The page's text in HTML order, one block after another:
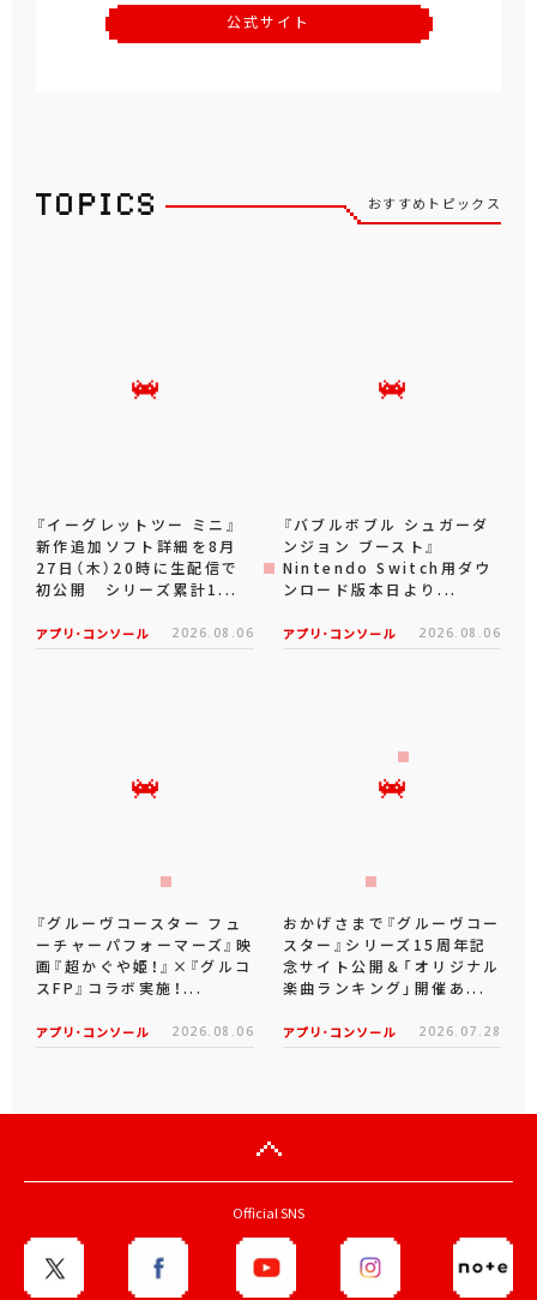
公式サイト
おすすめトピックス
『イーグレットツー ミニ』
新作追加ソフト詳細を8月
27日（木）20時に生配信で
初公開 シリーズ累計1...
アプリ･コンソール 2026.08.06
『バブルボブル シュガーダ
ンジョン ブースト』
Nintendo Switch用ダウ
ンロード版本日より...
アプリ･コンソール 2026.08.06
『グルーヴコースター フュ
ーチャーパフォーマーズ』映
画『超かぐや姫！』×『グルコ
スFP』コラボ実施！...
アプリ･コンソール 2026.08.06
おかげさまで『グルーヴコー
スター』シリーズ15周年記
念サイト公開＆「オリジナル
楽曲ランキング」開催あ...
アプリ･コンソール 2026.07.28
Official SNS